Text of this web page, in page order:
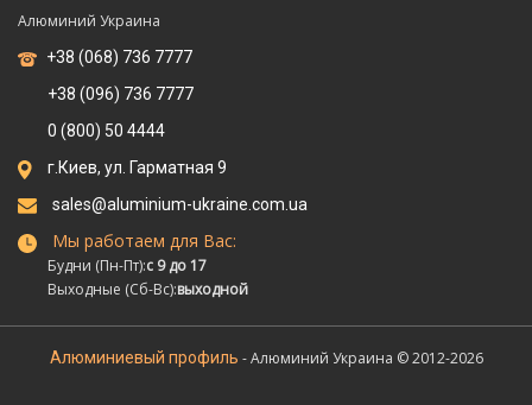
Алюминий Украина
+38 (068) 736 7777
+38 (096) 736 7777
0 (800) 50 4444
г.Киев, ул. Гарматная 9
sales@aluminium-ukraine.com.ua
Мы работаем для Вас:
Будни (Пн-Пт):с 9 до 17
Выходные (Сб-Вс):выходной
Алюминиевый профиль - Алюминий Украина © 2012-2026